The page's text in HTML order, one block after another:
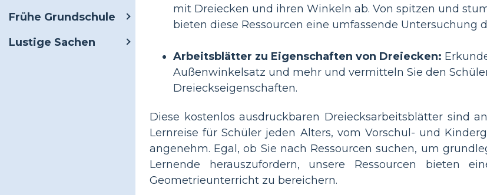
Frühe Grundschule
Lustige Sachen
mit Dreiecken und ihren Winkeln ab. Von spitzen und
bieten diese Ressourcen eine umfassende Untersuchung
Arbeitsblätter zu Eigenschaften von Dreiecken:
Außenwinkelsatz und mehr und vermitteln Sie den
Dreieckseigenschaften.
Diese kostenlos ausdruckbaren Dreiecksarbeitsblätter sind
Lernreise für Schüler jeden Alters, vom Vorschul- und
angenehm. Egal, ob Sie nach Ressourcen suchen, um
Lernende herauszufordern, unsere Ressourcen bieten
Geometrieunterricht zu bereichern.